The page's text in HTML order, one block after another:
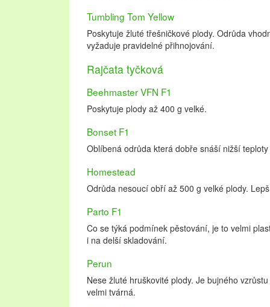
Tumbling Tom Yellow
Poskytuje žluté třešničkové plody. Odrůda
vyžaduje pravidelné přihnojování.
Rajčata tyčková
Beehmaster VFN F1
Poskytuje plody až 400 g velké.
Bonset F1
Oblíbená odrůda která dobře snáší nižší
Homestead
Odrůda nesoucí obří až 500 g velké plody.
Parto F1
Co se týká podmínek pěstování, je to velmi
i na delší skladování.
Perun
Nese žluté hruškovité plody. Je bujného
velmi tvárná.